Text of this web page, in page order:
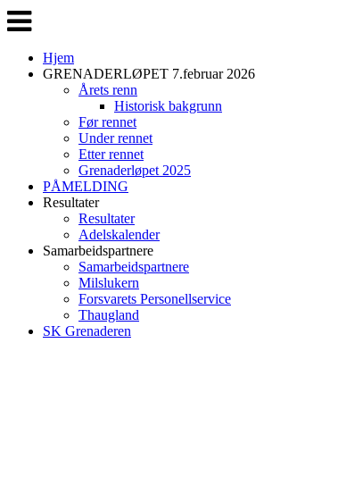
Veksle
navigasjon
Hjem
GRENADERLØPET 7.februar 2026
Årets renn
Historisk bakgrunn
Før rennet
Under rennet
Etter rennet
Grenaderløpet 2025
PÅMELDING
Resultater
Resultater
Adelskalender
Samarbeidspartnere
Samarbeidspartnere
Milslukern
Forsvarets Personellservice
Thaugland
SK Grenaderen